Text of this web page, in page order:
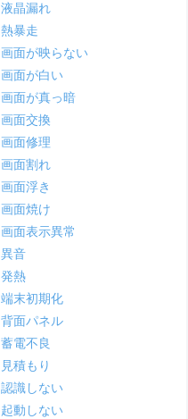
液晶漏れ
熱暴走
画面が映らない
画面が白い
画面が真っ暗
画面交換
画面修理
画面割れ
画面浮き
画面焼け
画面表示異常
異音
発熱
端末初期化
背面パネル
蓄電不良
見積もり
認識しない
起動しない